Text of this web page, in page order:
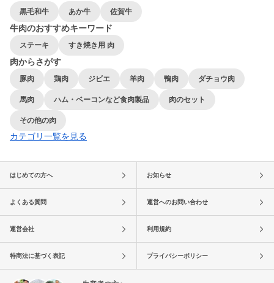
黒毛和牛 あか牛 佐賀牛
牛肉のおすすめキーワード
ステーキ すき焼き用 肉
肉からさがす
豚肉 鶏肉 ジビエ 羊肉 鴨肉 ダチョウ肉
馬肉 ハム・ベーコンなど食肉製品 肉のセット
その他の肉
カテゴリ一覧を見る
はじめての方へ お知らせ
よくある質問 運営へのお問い合わせ
運営会社 利用規約
特商法に基づく表記 プライバシーポリシー